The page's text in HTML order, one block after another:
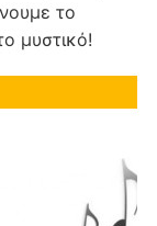
το
μυστικό!